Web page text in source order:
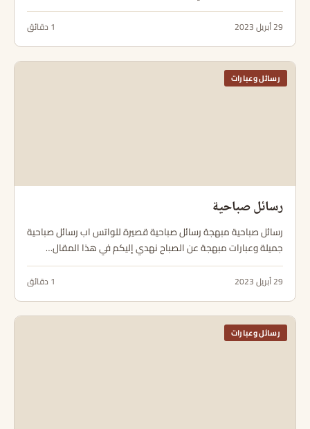
29 أبريل 2023 1 دقائق
رسائل وعبارات
رسائل صباحية
رسائل صباحية مبهجة رسائل صباحية قصيرة للواتس اب رسائل صباحية
جميلة وعبارات مبهجة عن الصباح نهدي إليكم في هذا المقال…
29 أبريل 2023 1 دقائق
رسائل وعبارات